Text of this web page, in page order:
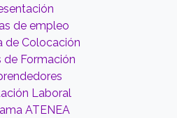
de empleo
de Colocación
de Formación
Laboral
ATENEA